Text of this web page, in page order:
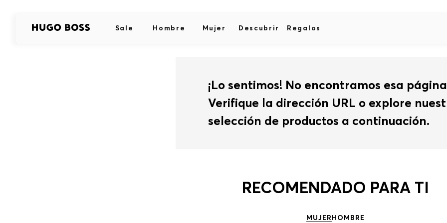
Sale Hombre Mujer Descubrir Regalos
¡Lo sentimos! No encontramos esa
Verifique la dirección URL o explore
selección de productos a continuación.
RECOMENDADO PARA TI
MUJERHOMBRE